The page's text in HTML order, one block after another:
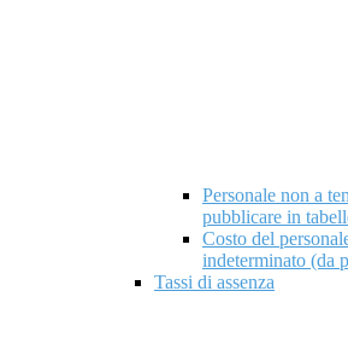
Personale non a
pubblicare in
Costo del
indeterminato (da
Tassi di assenza